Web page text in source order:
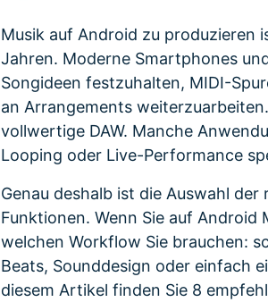
Musik auf Android zu produzieren
Jahren. Moderne Smartphones
Songideen festzuhalten, MIDI-
an Arrangements
vollwertige DAW. Manche
Looping oder Live-Performance
Genau deshalb ist die Auswahl
Funktionen. Wenn Sie auf
welchen Workflow Sie brauchen:
Beats, Sounddesign oder einfach
diesem Artikel finden Sie 8